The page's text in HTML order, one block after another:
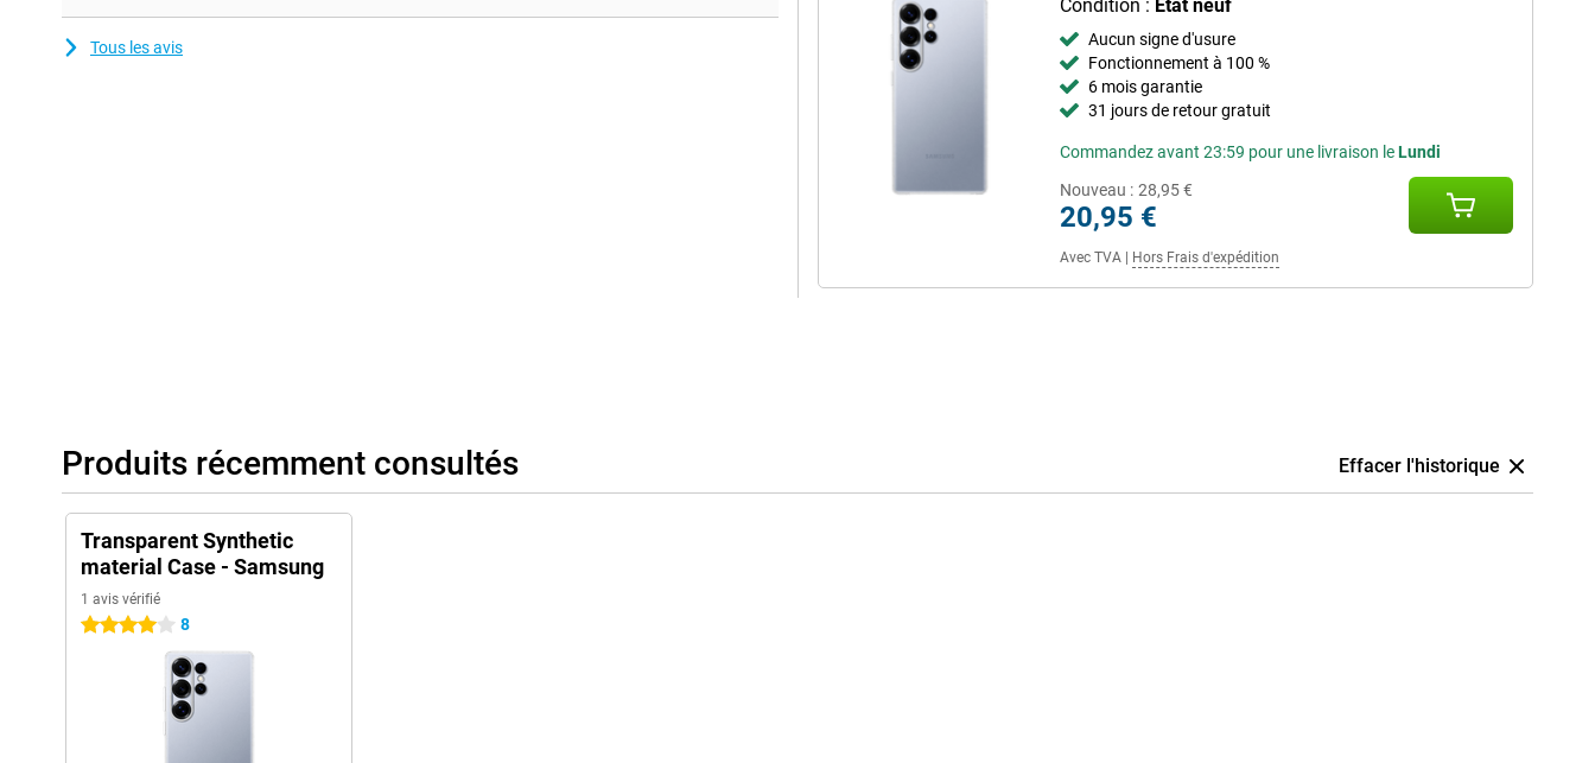
Tous les avis
Condition : État neuf
Aucun signe d'usure
Fonctionnement à 100 %
6 mois garantie
31 jours de retour gratuit
Commandez avant 23:59 pour une livraison leLundi
Nouveau : 28,95 €
20,95 €
Avec TVA| Hors Frais d'expédition
Produits récemment consultés Effacer l'historique
Transparent Synthetic
material Case - Samsung
1 avis vérifié
4 étoiles 8